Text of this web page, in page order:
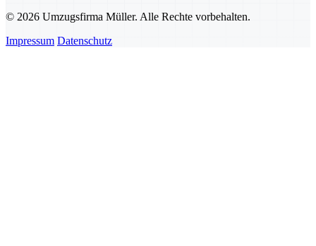
© 2026 Umzugsfirma Müller. Alle Rechte vorbehalten.
Impressum Datenschutz